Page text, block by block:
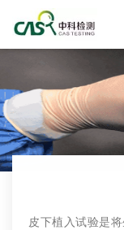
皮下植入试验是